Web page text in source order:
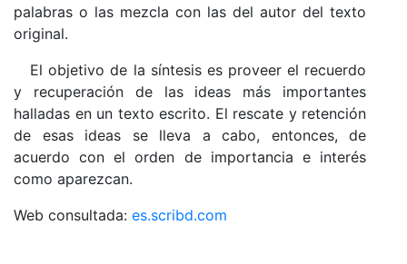
palabras o las mezcla con las del autor del texto
original.
El objetivo de la síntesis es proveer el recuerdo
y recuperación de las ideas más importantes
halladas en un texto escrito. El rescate y retención
de esas ideas se lleva a cabo, entonces, de
acuerdo con el orden de importancia e interés
como aparezcan.
Web consultada: es.scribd.com